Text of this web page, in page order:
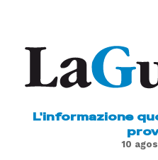
L'informazione
10